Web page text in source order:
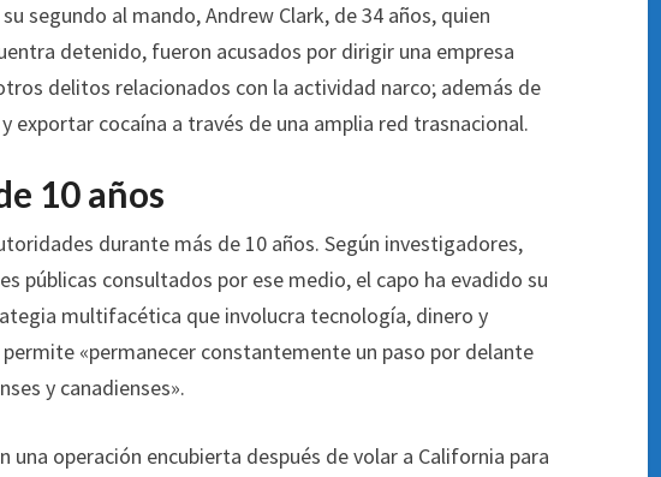
segundo al mando, Andrew Clark, de 34 años, quien
detenido, fueron acusados por dirigir una empresa
delitos relacionados con la actividad narco; además de
exportar cocaína a través de una amplia red trasnacional.
10 años
durante más de 10 años. Según investigadores,
públicas consultados por ese medio, el capo ha evadido su
multifacética que involucra tecnología, dinero y
«permanecer constantemente un paso por delante
y canadienses».
una operación encubierta después de volar a California para